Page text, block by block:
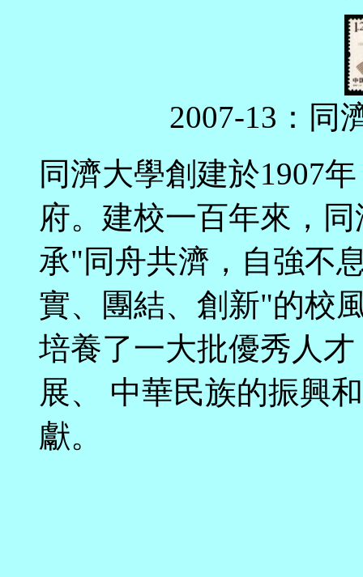
2007-13：同
同濟大學創建於1907
府。建校一百年來，
承"同舟共濟，自強不
實、團結、創新"的校
培養了一大批優秀人
展、 中華民族的振興
獻。